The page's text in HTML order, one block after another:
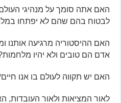
האם אתה סומך על מנהיגי העולם
לבטוח בהם שהם לא יפתחו
האם ההיסטוריה מרגיעה אותנו
אדם הם טובים ולא יהיו
האם יש תקווה לעולם בו אנו
לאור המציאות ולאור העובדות,